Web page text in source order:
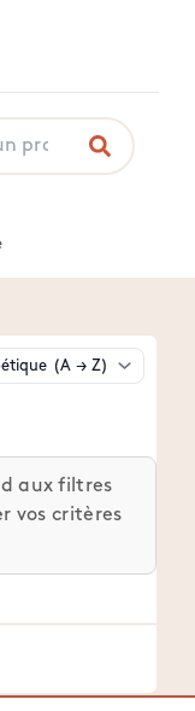
aux filtres
vos critères